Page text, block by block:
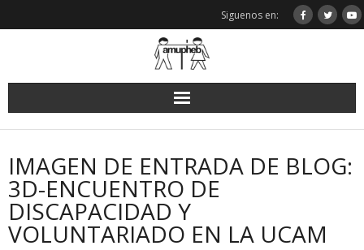
Siguenos en:
IMAGEN DE ENTRADA DE BLOG:
3D-ENCUENTRO DE
DISCAPACIDAD Y
VOLUNTARIADO EN LA UCAM